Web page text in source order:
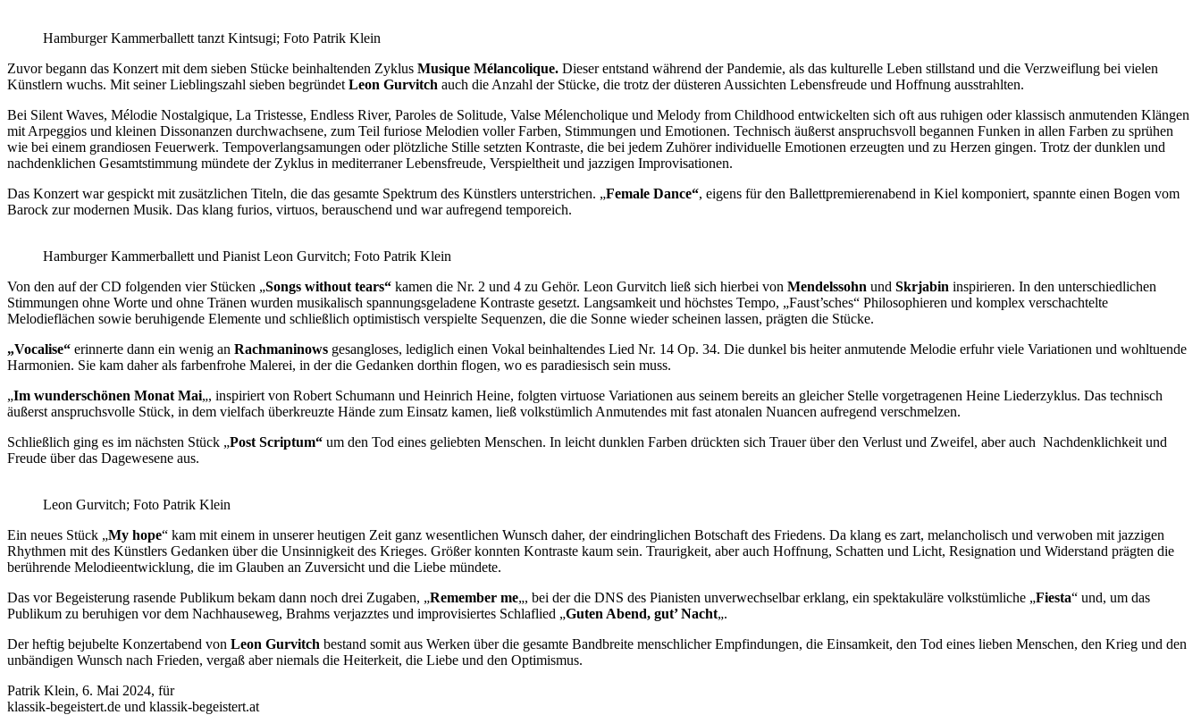
Hamburger Kammerballett tanzt Kintsugi; Foto Patrik Klein
Zuvor begann das Konzert mit dem sieben Stücke beinhaltenden Zyklus Musique Mélancolique. Dieser entstand während der Pandemie, als das kulturelle Leben stillstand und die Verzweiflung bei vielen
Künstlern wuchs. Mit seiner Lieblingszahl sieben begründet Leon Gurvitch auch die Anzahl der Stücke, die trotz der düsteren Aussichten Lebensfreude und Hoffnung ausstrahlten.
Bei Silent Waves, Mélodie Nostalgique, La Tristesse, Endless River, Paroles de Solitude, Valse Mélencholique und Melody from Childhood entwickelten sich oft aus ruhigen oder klassisch anmutenden Klängen
mit Arpeggios und kleinen Dissonanzen durchwachsene, zum Teil furiose Melodien voller Farben, Stimmungen und Emotionen. Technisch äußerst anspruchsvoll begannen Funken in allen Farben zu sprühen
wie bei einem grandiosen Feuerwerk. Tempoverlangsamungen oder plötzliche Stille setzten Kontraste, die bei jedem Zuhörer individuelle Emotionen erzeugten und zu Herzen gingen. Trotz der dunklen und
nachdenklichen Gesamtstimmung mündete der Zyklus in mediterraner Lebensfreude, Verspieltheit und jazzigen Improvisationen.
Das Konzert war gespickt mit zusätzlichen Titeln, die das gesamte Spektrum des Künstlers unterstrichen. „Female Dance“, eigens für den Ballettpremierenabend in Kiel komponiert, spannte einen Bogen vom
Barock zur modernen Musik. Das klang furios, virtuos, berauschend und war aufregend temporeich.
Hamburger Kammerballett und Pianist Leon Gurvitch; Foto Patrik Klein
Von den auf der CD folgenden vier Stücken „Songs without tears“ kamen die Nr. 2 und 4 zu Gehör. Leon Gurvitch ließ sich hierbei von Mendelssohn und Skrjabin inspirieren. In den unterschiedlichen
Stimmungen ohne Worte und ohne Tränen wurden musikalisch spannungsgeladene Kontraste gesetzt. Langsamkeit und höchstes Tempo, „Faust’sches“ Philosophieren und komplex verschachtelte
Melodieflächen sowie beruhigende Elemente und schließlich optimistisch verspielte Sequenzen, die die Sonne wieder scheinen lassen, prägten die Stücke.
„Vocalise“ erinnerte dann ein wenig an Rachmaninows gesangloses, lediglich einen Vokal beinhaltendes Lied Nr. 14 Op. 34. Die dunkel bis heiter anmutende Melodie erfuhr viele Variationen und wohltuende
Harmonien. Sie kam daher als farbenfrohe Malerei, in der die Gedanken dorthin flogen, wo es paradiesisch sein muss.
„Im wunderschönen Monat Mai„, inspiriert von Robert Schumann und Heinrich Heine, folgten virtuose Variationen aus seinem bereits an gleicher Stelle vorgetragenen Heine Liederzyklus. Das technisch
äußerst anspruchsvolle Stück, in dem vielfach überkreuzte Hände zum Einsatz kamen, ließ volkstümlich Anmutendes mit fast atonalen Nuancen aufregend verschmelzen.
Schließlich ging es im nächsten Stück „Post Scriptum“ um den Tod eines geliebten Menschen. In leicht dunklen Farben drückten sich Trauer über den Verlust und Zweifel, aber auch Nachdenklichkeit und
Freude über das Dagewesene aus.
Leon Gurvitch; Foto Patrik Klein
Ein neues Stück „My hope“ kam mit einem in unserer heutigen Zeit ganz wesentlichen Wunsch daher, der eindringlichen Botschaft des Friedens. Da klang es zart, melancholisch und verwoben mit jazzigen
Rhythmen mit des Künstlers Gedanken über die Unsinnigkeit des Krieges. Größer konnten Kontraste kaum sein. Traurigkeit, aber auch Hoffnung, Schatten und Licht, Resignation und Widerstand prägten die
berührende Melodieentwicklung, die im Glauben an Zuversicht und die Liebe mündete.
Das vor Begeisterung rasende Publikum bekam dann noch drei Zugaben, „Remember me„, bei der die DNS des Pianisten unverwechselbar erklang, ein spektakuläre volkstümliche „Fiesta“ und, um das
Publikum zu beruhigen vor dem Nachhauseweg, Brahms verjazztes und improvisiertes Schlaflied „Guten Abend, gut’ Nacht„.
Der heftig bejubelte Konzertabend von Leon Gurvitch bestand somit aus Werken über die gesamte Bandbreite menschlicher Empfindungen, die Einsamkeit, den Tod eines lieben Menschen, den Krieg und den
unbändigen Wunsch nach Frieden, vergaß aber niemals die Heiterkeit, die Liebe und den Optimismus.
Patrik Klein, 6. Mai 2024, für
klassik-begeistert.de und klassik-begeistert.at